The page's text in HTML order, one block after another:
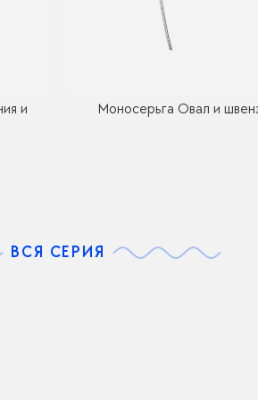
и
Моносерьга Овал и
ВСЯ СЕРИЯ